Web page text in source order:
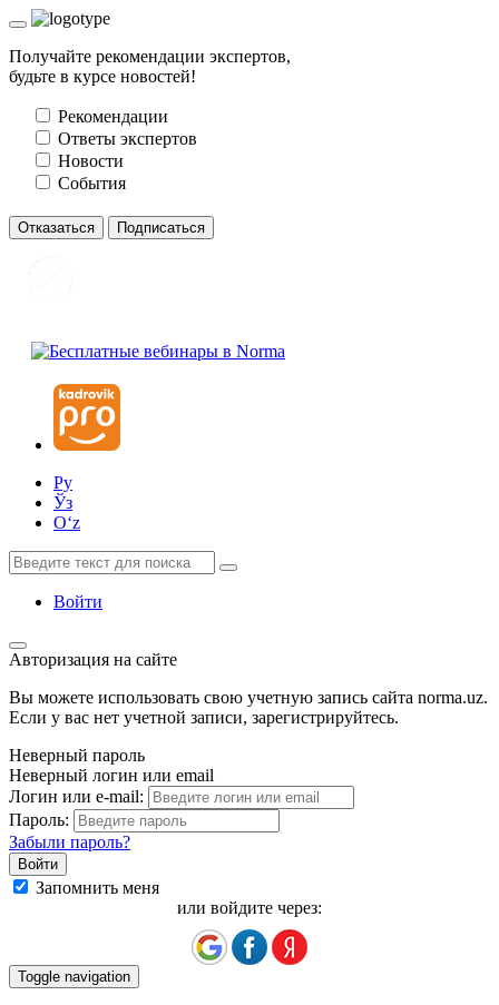
Получайте рекомендации экспертов,
будьте в курсе новостей!
Рекомендации
Ответы экспертов
Новости
События
Отказаться Подписаться
Ру
Ўз
Oʻz
Войти
Авторизация на сайте
Вы можете использовать свою учетную запись сайта norma.uz.
Если у вас нет учетной записи, зарегистрируйтесь.
Неверный пароль
Неверный логин или email
Логин или e-mail:
Пароль:
Забыли пароль?
Запомнить меня
или войдите через:
Toggle navigation